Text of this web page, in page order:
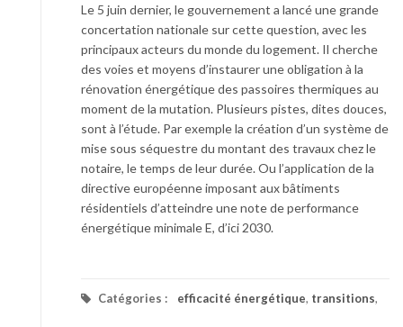
Le 5 juin dernier, le gouvernement a lancé une grande
concertation nationale sur cette question, avec les
principaux acteurs du monde du logement. Il cherche
des voies et moyens d’instaurer une obligation à la
rénovation énergétique des passoires thermiques au
moment de la mutation. Plusieurs pistes, dites douces,
sont à l’étude. Par exemple la création d’un système de
mise sous séquestre du montant des travaux chez le
notaire, le temps de leur durée. Ou l’application de la
directive européenne imposant aux bâtiments
résidentiels d’atteindre une note de performance
énergétique minimale E, d’ici 2030.
Catégories : efficacité énergétique, transitions,